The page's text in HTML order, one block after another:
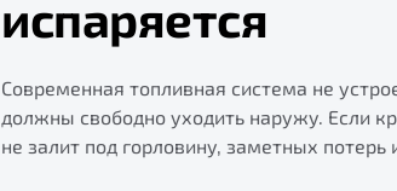
испаряется
Современная топливная система не
должны свободно уходить наружу. Если
не залит под горловину, заметных